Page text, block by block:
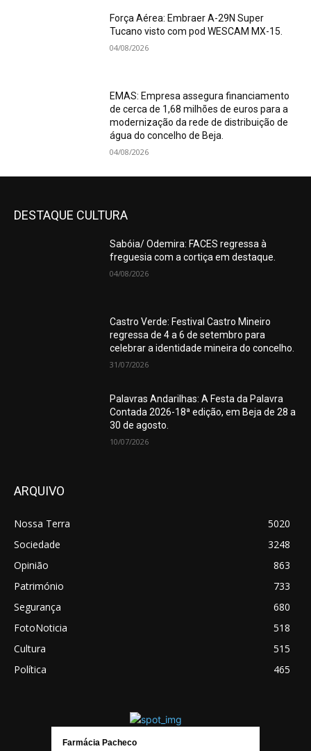
Força Aérea: Embraer A-29N Super
Tucano visto com pod WESCAM MX-15.
04/08/2026
EMAS: Empresa assegura financiamento
de cerca de 1,68 milhões de euros para a
modernização da rede de distribuição de
água do concelho de Beja.
04/08/2026
DESTAQUE CULTURA
Sabóia/ Odemira: FACES regressa à
freguesia com a cortiça em destaque.
04/08/2026
Castro Verde: Festival Castro Mineiro
regressa de 4 a 6 de setembro para
celebrar a identidade mineira do concelho.
31/07/2026
Palavras Andarilhas: A Festa da Palavra
Contada 2026-18ª edição, em Beja de 28 a
30 de agosto.
10/07/2026
ARQUIVO
Nossa Terra
5020
Sociedade
3248
Opinião
863
Património
733
Segurança
680
FotoNoticia
518
Cultura
515
Política
465